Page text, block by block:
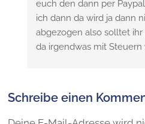
euch den dann per
ich dann da wird ja dann
abgezogen also solltet
da irgendwas mit
Schreibe einen